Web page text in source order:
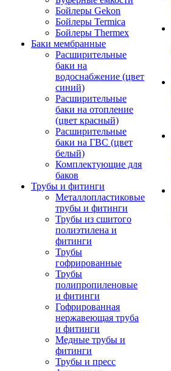
Бойлеры Gekon
Бойлеры Termica
Бойлеры Thermex
Баки мембранные
Расширительные
баки на
водоснабжение (цвет
синий)
Расширительные
баки на отопление
(цвет красный)
Расширительные
баки на ГВС (цвет
белый)
Комплектующие для
баков
Трубы и фитинги
Металлопластиковые
трубы и фитинги
Трубы из сшитого
полиэтилена и
фитинги
Трубы
гофрированные
Трубы
полипропиленовые
и фитинги
Гофрированная
нержавеющая труба
и фитинги
Медные трубы и
фитинги
Трубы и пресс